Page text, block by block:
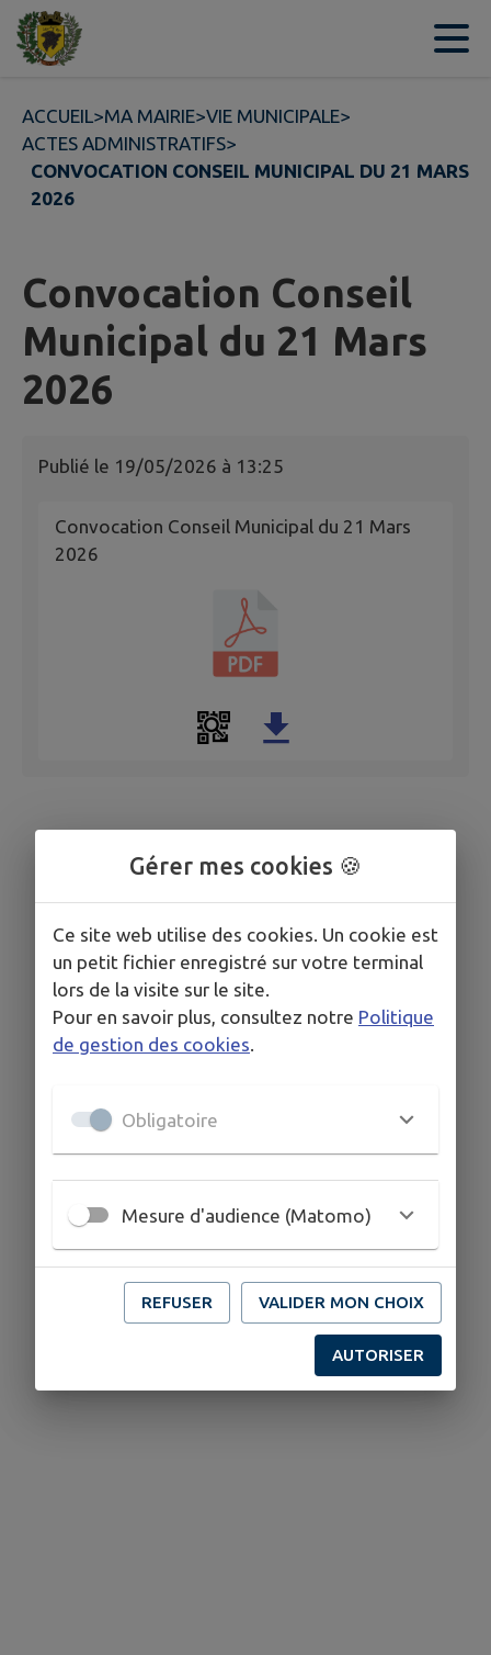
Contenu
ACCUEIL>MA MAIRIE>VIE MUNICIPALE>
ACTES ADMINISTRATIFS>
CONVOCATION CONSEIL MUNICIPAL DU 21 MARS
2026
Convocation Conseil
Municipal du 21 Mars
2026
Publié le 19/05/2026 à 13:25
Convocation Conseil Municipal du 21 Mars
2026
Gérer mes cookies 🍪
Ce site web utilise des cookies. Un cookie est
un petit fichier enregistré sur votre terminal
lors de la visite sur le site.
Pour en savoir plus, consultez notre Politique
de gestion des cookies.
Obligatoire
Mesure d'audience (Matomo)
REFUSER VALIDER MON CHOIX
AUTORISER